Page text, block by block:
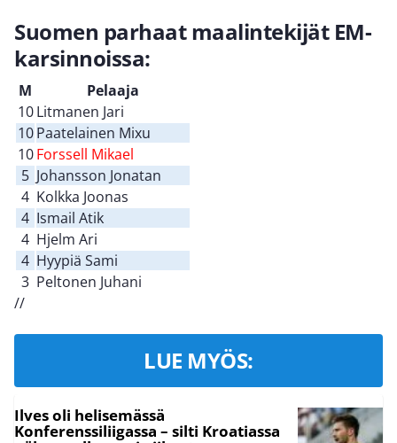
Suomen parhaat maalintekijät EM-
karsinnoissa:
M
Pelaaja
10 Litmanen Jari
10 Paatelainen Mixu
10 Forssell Mikael
5 Johansson Jonatan
4 Kolkka Joonas
4 Ismail Atik
4 Hjelm Ari
4 Hyypiä Sami
3 Peltonen Juhani
//
LUE MYÖS:
Ilves oli helisemässä
Konferenssiliigassa – silti Kroatiassa